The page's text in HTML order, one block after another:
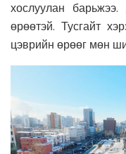
хослуулан
өрөөтэй. Тусгайт
цэврийн өрөөг мөн